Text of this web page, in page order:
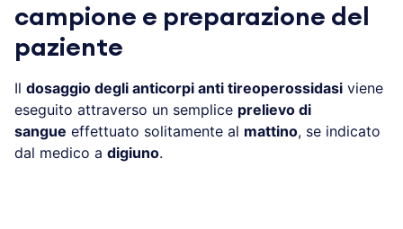
campione e preparazione del
paziente
Il dosaggio degli anticorpi anti tireoperossidasi viene
eseguito attraverso un semplice prelievo di
sangue effettuato solitamente al mattino, se indicato
dal medico a digiuno.